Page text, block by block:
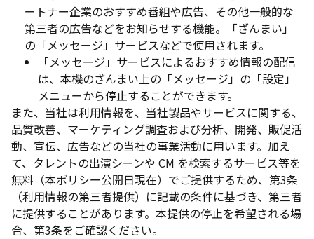
ートナー企業のおすすめ番組や広告、その他一般的な
第三者の広告などをお知らせする機能。「ざんまい」
の「メッセージ」サービスなどで使用されます。
「メッセージ」サービスによるおすすめ情報の配信
は、本機のざんまい上の「メッセージ」の「設定」
メニューから停止することができます。
また、当社は利用情報を、当社製品やサービスに関する、
品質改善、マーケティング調査および分析、開発、販促活
動、宣伝、広告などの当社の事業活動に用います。加え
て、タレントの出演シーンや CM を検索するサービス等を
無料（本ポリシー公開日現在）でご提供するため、第3条
（利用情報の第三者提供）に記載の条件に基づき、第三者
に提供することがあります。本提供の停止を希望される場
合、第3条をご確認ください。